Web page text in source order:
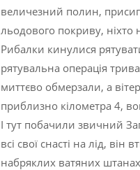
величезний полин,
льодового покриву, ніхто
Рибалки кинулися
рятувальна операція
миттєво обмерзали, а
приблизно кілометра 4,
І тут побачили звичний
всі свої снасті на лід,
набряклих ватяних